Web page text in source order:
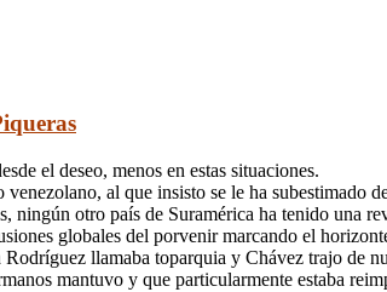
el deseo, menos en estas situaciones.
al que insisto se le ha subestimado
ningún otro país de Suramérica ha tenido una
globales del porvenir marcando el
llamaba toparquia y Chávez trajo de
mantuvo y que particularmente estaba